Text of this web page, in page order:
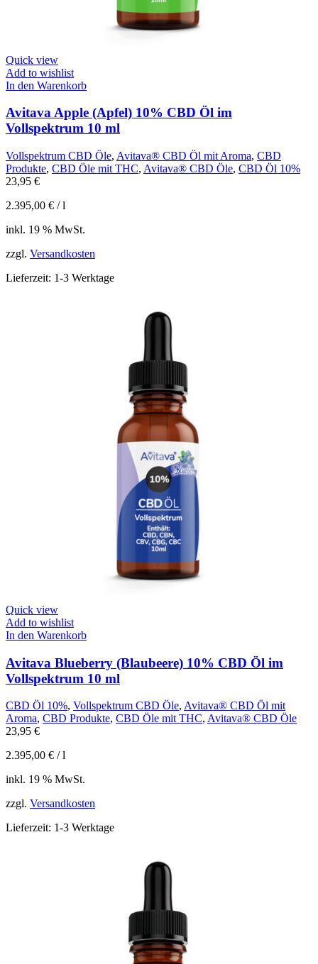
Quick view
Add to wishlist
In den Warenkorb
Avitava Apple (Apfel) 10% CBD Öl im
Vollspektrum 10 ml
Vollspektrum CBD Öle, Avitava® CBD Öl mit Aroma, CBD
Produkte, CBD Öle mit THC, Avitava® CBD Öle, CBD Öl 10%
23,95 €
2.395,00 € /l
inkl. 19 % MwSt.
zzgl. Versandkosten
Lieferzeit: 1-3 Werktage
Quick view
Add to wishlist
In den Warenkorb
Avitava Blueberry (Blaubeere) 10% CBD Öl im
Vollspektrum 10 ml
CBD Öl 10%, Vollspektrum CBD Öle, Avitava® CBD Öl mit
Aroma, CBD Produkte, CBD Öle mit THC, Avitava® CBD Öle
23,95 €
2.395,00 € /l
inkl. 19 % MwSt.
zzgl. Versandkosten
Lieferzeit: 1-3 Werktage